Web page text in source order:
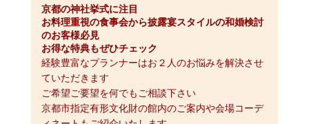
京都の神社挙式に注目
お料理重視の食事会から披露宴スタイルの和婚検討
のお客様必見
お得な特典もぜひチェック
経験豊富なプランナーはお２人のお悩みを解決させ
ていただきます
ご希望ご要望を何でもご相談下さい
京都市指定有形文化財の館内のご案内や会場コーデ